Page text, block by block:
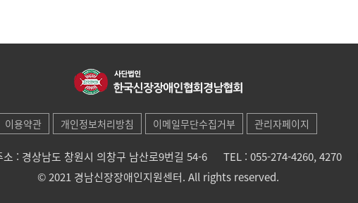
이용약관 개인정보처리방침 이메일무단수집거부 관리자페이지
소 : 경상남도 창원시 의창구 남산로9번길 54-6 TEL : 055-274-4260, 4270
© 2021 경남신장장애인지원센터. All rights reserved.